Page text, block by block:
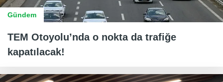
Gündem
TEM Otoyolu’nda o nokta da trafiğe
kapatılacak!